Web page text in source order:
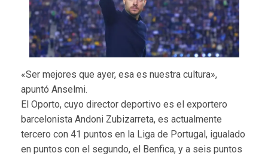
«Ser mejores que ayer, esa es nuestra cultura»,
apuntó Anselmi.
El Oporto, cuyo director deportivo es el exportero
barcelonista Andoni Zubizarreta, es actualmente
tercero con 41 puntos en la Liga de Portugal, igualado
en puntos con el segundo, el Benfica, y a seis puntos